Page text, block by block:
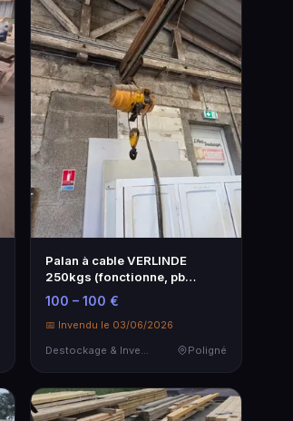
Palan à cable VERLINDE
250kgs (fonctionne, pb
électrique) av…
100 – 100 €
📅 Invendu le 03/06/2026
Poligné